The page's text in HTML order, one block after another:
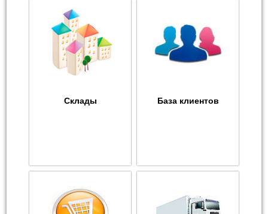
Склады База клиентов